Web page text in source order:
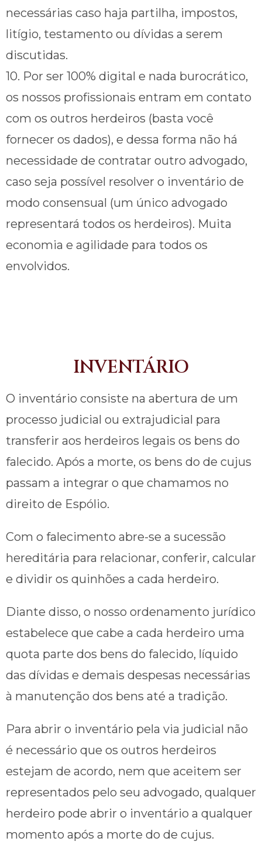
necessárias caso haja partilha, impostos,
litígio, testamento ou dívidas a serem
discutidas.
10. Por ser 100% digital e nada burocrático,
os nossos profissionais entram em contato
com os outros herdeiros (basta você
fornecer os dados), e dessa forma não há
necessidade de contratar outro advogado,
caso seja possível resolver o inventário de
modo consensual (um único advogado
representará todos os herdeiros). Muita
economia e agilidade para todos os
envolvidos.
INVENTÁRIO
O inventário consiste na abertura de um
processo judicial ou extrajudicial para
transferir aos herdeiros legais os bens do
falecido. Após a morte, os bens do de cujus
passam a integrar o que chamamos no
direito de Espólio.
Com o falecimento abre-se a sucessão
hereditária para relacionar, conferir, calcular
e dividir os quinhões a cada herdeiro.
Diante disso, o nosso ordenamento jurídico
estabelece que cabe a cada herdeiro uma
quota parte dos bens do falecido, líquido
das dívidas e demais despesas necessárias
à manutenção dos bens até a tradição.
Para abrir o inventário pela via judicial não
é necessário que os outros herdeiros
estejam de acordo, nem que aceitem ser
representados pelo seu advogado, qualquer
herdeiro pode abrir o inventário a qualquer
momento após a morte do de cujus.